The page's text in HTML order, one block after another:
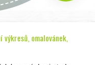
výkresů, omalovánek,